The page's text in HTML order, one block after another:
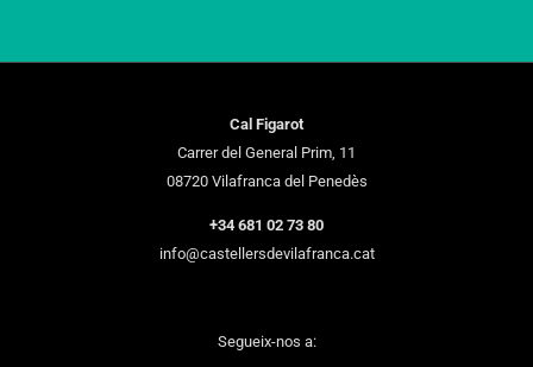
Cal Figarot
Carrer del General Prim, 11
08720 Vilafranca del Penedès
+34 681 02 73 80
info@castellersdevilafranca.cat
Segueix-nos a: